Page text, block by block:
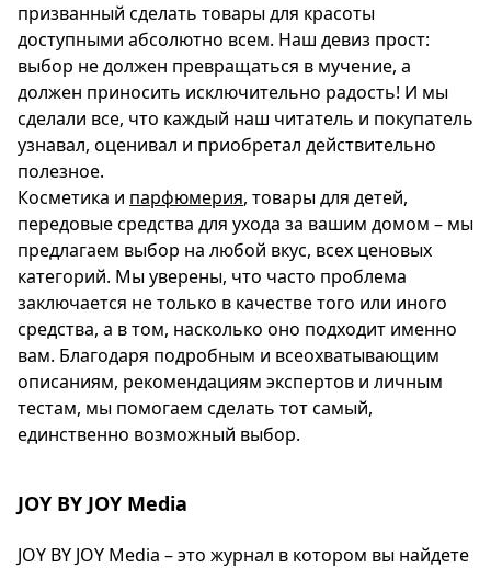
Стримы
Спецпроекты
Звезды
Выборы
2026
Скачай
призванный сделать товары для красоты
доступными абсолютно всем. Наш девиз прост:
выбор не должен превращаться в мучение, а
должен приносить исключительно радость! И мы
сделали все, что каждый наш читатель и покупатель
узнавал, оценивал и приобретал действительно
полезное.
Косметика и парфюмерия, товары для детей,
передовые средства для ухода за вашим домом – мы
предлагаем выбор на любой вкус, всех ценовых
категорий. Мы уверены, что часто проблема
заключается не только в качестве того или иного
средства, а в том, насколько оно подходит именно
вам. Благодаря подробным и всеохватывающим
описаниям, рекомендациям экспертов и личным
тестам, мы помогаем сделать тот самый,
единственно возможный выбор.
JOY BY JOY Media
JOY BY JOY Media – это журнал в котором вы найдете